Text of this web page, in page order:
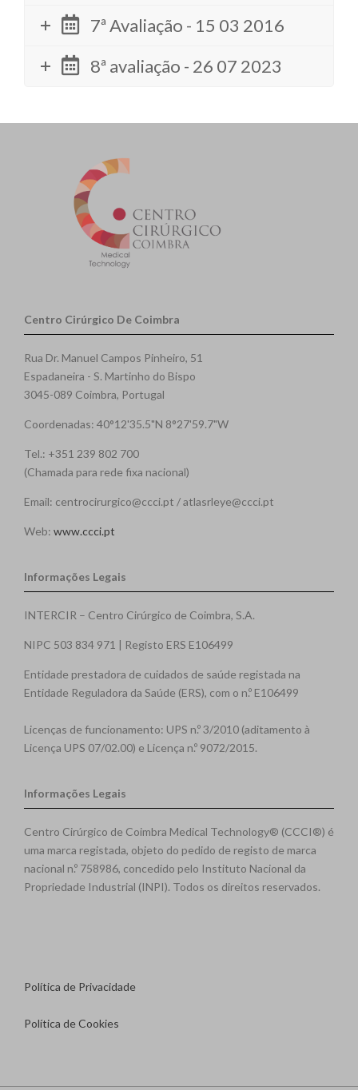
7ª Avaliação - 15 03 2016
8ª avaliação - 26 07 2023
Centro Cirúrgico De Coimbra
Rua Dr. Manuel Campos Pinheiro, 51
Espadaneira - S. Martinho do Bispo
3045-089 Coimbra, Portugal
Coordenadas: 40°12'35.5"N 8°27'59.7"W
Tel.: +351 239 802 700
(Chamada para rede fixa nacional)
Email: centrocirurgico@ccci.pt / atlasrleye@ccci.pt
Web: www.ccci.pt
Informações Legais
INTERCIR – Centro Cirúrgico de Coimbra, S.A.
NIPC 503 834 971 | Registo ERS E106499
Entidade prestadora de cuidados de saúde registada na
Entidade Reguladora da Saúde (ERS), com o n.º E106499
Licenças de funcionamento: UPS n.º 3/2010 (aditamento à
Licença UPS 07/02.00) e Licença n.º 9072/2015.
Informações Legais
Centro Cirúrgico de Coimbra Medical Technology® (CCCI®) é
uma marca registada, objeto do pedido de registo de marca
nacional n.º 758986, concedido pelo Instituto Nacional da
Propriedade Industrial (INPI). Todos os direitos reservados.
Política de Privacidade
Política de Cookies